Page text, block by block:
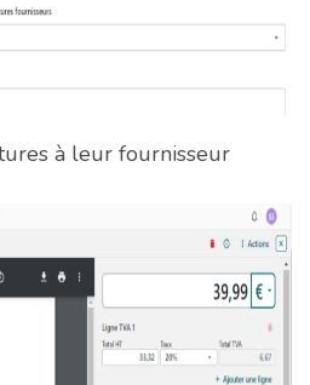
à leur fournisseur